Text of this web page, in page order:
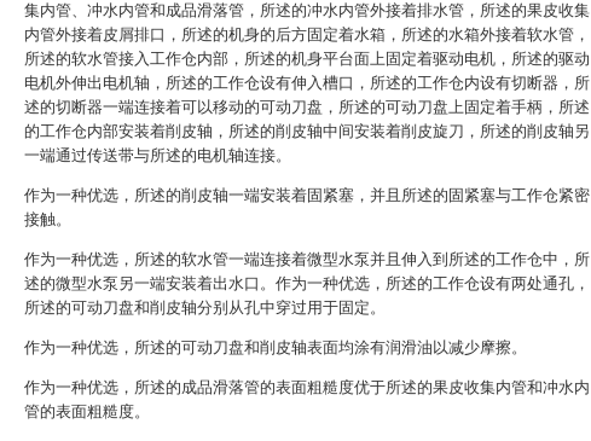
集内管、冲水内管和成品滑落管，所述的冲水内管外接着排水管，所述的果皮收集
内管外接着皮屑排口，所述的机身的后方固定着水箱，所述的水箱外接着软水管，
所述的软水管接入工作仓内部，所述的机身平台面上固定着驱动电机，所述的驱动
电机外伸出电机轴，所述的工作仓设有伸入槽口，所述的工作仓内设有切断器，所
述的切断器一端连接着可以移动的可动刀盘，所述的可动刀盘上固定着手柄，所述
的工作仓内部安装着削皮轴，所述的削皮轴中间安装着削皮旋刀，所述的削皮轴另
一端通过传送带与所述的电机轴连接。
作为一种优选，所述的削皮轴一端安装着固紧塞，并且所述的固紧塞与工作仓紧密
接触。
作为一种优选，所述的软水管一端连接着微型水泵并且伸入到所述的工作仓中，所
述的微型水泵另一端安装着出水口。作为一种优选，所述的工作仓设有两处通孔，
所述的可动刀盘和削皮轴分别从孔中穿过用于固定。
作为一种优选，所述的可动刀盘和削皮轴表面均涂有润滑油以减少摩擦。
作为一种优选，所述的成品滑落管的表面粗糙度优于所述的果皮收集内管和冲水内
管的表面粗糙度。